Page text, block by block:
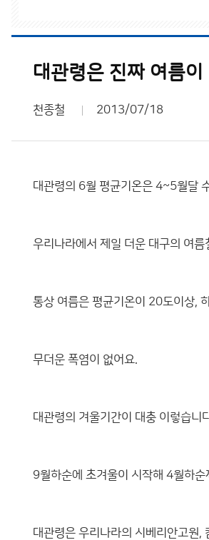
대관령은 진짜 여름
천종철 2013/07/18
대관령의 6월 평균기온은 4~5월달
우리나라에서 제일 더운 대구의 여
통상 여름은 평균기온이 20도이상,
무더운 폭염이 없어요.
대관령의 겨울기간이 대충 이렇습니
9월하순에 초겨울이 시작해 4월하
대관령은 우리나라의 시베리안고원,